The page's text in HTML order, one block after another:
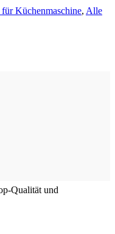
Küchenmaschine, Alle
Qualität und